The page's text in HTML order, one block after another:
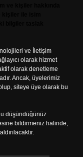
ve İletişim
olarak hizmet
olarak denetleme
Ancak, üyelerimiz
siteye üye olarak bu
düşündüğünüz
bildirmeniz halinde,